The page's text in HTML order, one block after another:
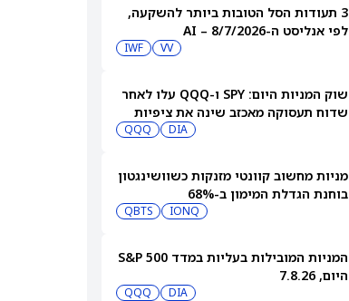
3 תעודות הסל הטובות ביותר להשקעה,
לפי אנליסט ה-AI – 8/7/2026
VV
IWF
שוק המניות היום: SPY ו-QQQ עלו לאחר
שדוח תעסוקה מאכזב שינה את ציפיות
DIA
QQQ
מניות מחשוב קוונטי מזנקות כשוושינגטון
בוחנת הגדלת המימון ב-68%
IONQ
QBTS
המניות המובילות בעליות במדד S&P 500
היום, 7.8.26
DIA
QQQ